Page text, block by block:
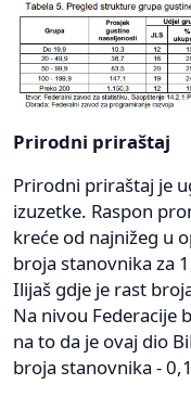
Prirodni priraštaj
Prirodni priraštaj je
izuzetke. Raspon
kreće od najnižeg u
broja stanovnika za
Ilijaš gdje je rast
Na nivou Federacije
na to da je ovaj dio
broja stanovnika -